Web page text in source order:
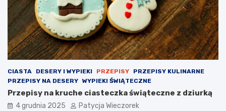
CIASTA DESERY I WYPIEKI PRZEPISY
PRZEPISY KULINARNE
PRZEPISY NA DESERY WYPIEKI ŚWIĄTECZNE
Przepisy na kruche ciasteczka świąteczne z dziurką
4 grudnia 2025 Patycja Wieczorek